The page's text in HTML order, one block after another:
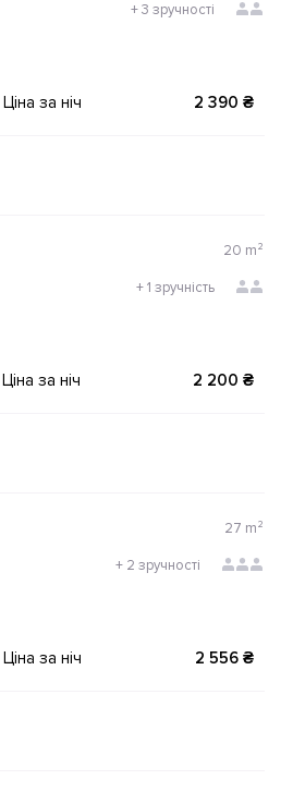
+3 зручності
Ціна за ніч 2 390 ₴
20 m²
+1 зручність
Ціна за ніч 2 200 ₴
27 m²
+ 2 зручності
Ціна за ніч 2 556 ₴